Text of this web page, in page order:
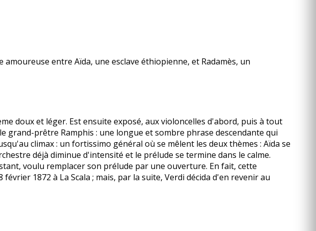
entre Aïda, une esclave éthiopienne, et Radamès, un
doux et léger. Est ensuite exposé, aux violoncelles d'abord, puis à tout
prêtre Ramphis : une longue et sombre phrase descendante qui
climax : un fortissimo général où se mêlent les deux thèmes : Aïda se
déjà diminue d'intensité et le prélude se termine dans le calme.
voulu remplacer son prélude par une ouverture. En fait, cette
1872 à La Scala ; mais, par la suite, Verdi décida d'en revenir au